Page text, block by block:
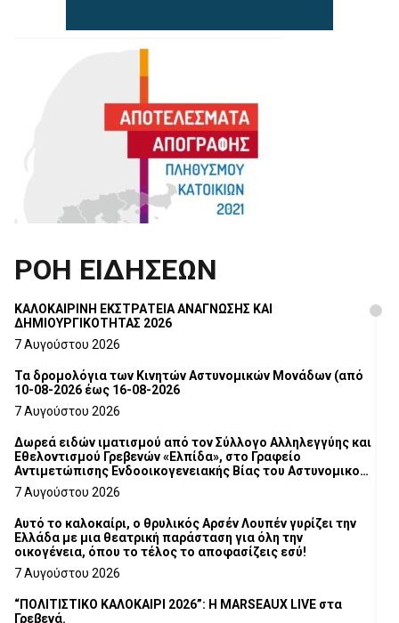
ΡΟΗ ΕΙΔΗΣΕΩΝ
ΚΑΛΟΚΑΙΡΙΝΗ ΕΚΣΤΡΑΤΕΙΑ ΑΝΑΓΝΩΣΗΣ ΚΑΙ
ΔΗΜΙΟΥΡΓΙΚΟΤΗΤΑΣ 2026
7 Αυγούστου 2026
Τα δρομολόγια των Κινητών Αστυνομικών Μονάδων (από
10-08-2026 έως 16-08-2026
7 Αυγούστου 2026
Δωρεά ειδών ιματισμού από τον Σύλλογο Αλληλεγγύης και
Εθελοντισμού Γρεβενών «Ελπίδα», στο Γραφείο
Αντιμετώπισης Ενδοοικογενειακής Βίας του Αστυνομικού
Τμήματος Γρεβενών
7 Αυγούστου 2026
Αυτό το καλοκαίρι, ο θρυλικός Αρσέν Λουπέν γυρίζει την
Ελλάδα με μια θεατρική παράσταση για όλη την
οικογένεια, όπου το τέλος το αποφασίζεις εσύ!
7 Αυγούστου 2026
“ΠΟΛΙΤΙΣΤΙΚΟ ΚΑΛΟΚΑΙΡΙ 2026”: Η MARSEAUX LIVE στα
Γρεβενά.